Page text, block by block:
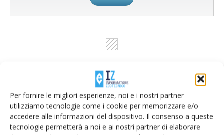
Per fornire le migliori esperienze, noi e i nostri partner
utilizziamo tecnologie come i cookie per memorizzare e/o
accedere alle informazioni del dispositivo. Il consenso a queste
tecnologie permetterà a noi e ai nostri partner di elaborare